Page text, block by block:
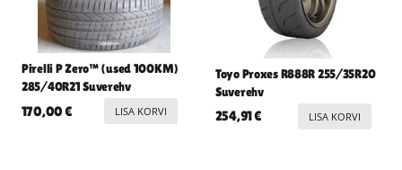
Pirelli P Zero™ (used 100KM)
285/40R21 Suverehv
170,00€ LISA KORVI
Toyo Proxes R888R 255/35R20
Suverehv
254,91€ LISA KORVI